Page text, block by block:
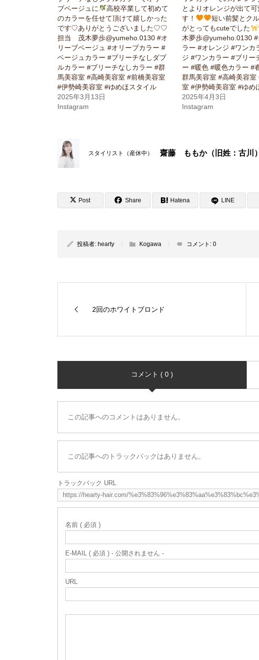
ブベージュに
高校卒業して初めて
のカラーを任せて頂けて嬉しかった
です♡ありがとうございました♡♡
担当 茂木夢歩@yumeho.0130 #オ
リーブベージュ #オリーブカラー #
ベージュカラー #ブリーチなしダブ
ルカラー #ブリーチなしカラー #群
馬美容室 #高崎美容室 #前橋美容室
#伊勢崎美容室 #ゆめほスタイル
2025年3月13日
Instagram
とよりオレンジが出て
す！
短い前髪とク
がとってもcuteでした
木夢歩@yumeho.0130
ラー #オレンジ #ワンカ
ジ #ワンカラー #ブリー
ー #暖色 #暖色カラー #
群馬美容室 #高崎美容室
室 #伊勢崎美容室 #ゆめ
2025年4月3日
Instagram
スタイリスト（産休中） 齋藤 ももか（旧姓：古川
Post Share Hatena LINE
投稿者: hearty Kogawa コメント: 0
2回のホワイトブロンド️
コメント ( 0 )
この記事へのコメントはありません。
この記事へのトラックバックはありません。
トラックバック URL
名前 ( 必須 )
E-MAIL ( 必須 ) - 公開されません -
URL